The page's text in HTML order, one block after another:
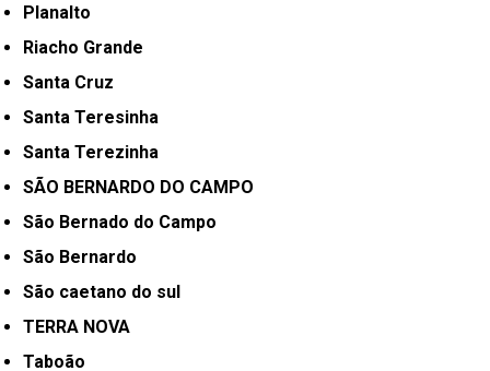
Planalto
Riacho Grande
Santa Cruz
Santa Teresinha
Santa Terezinha
SÃO BERNARDO DO CAMPO
São Bernado do Campo
São Bernardo
São caetano do sul
TERRA NOVA
Taboão